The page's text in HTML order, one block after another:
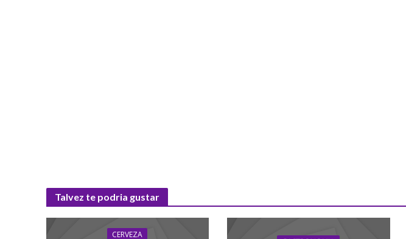
Talvez te podria gustar
CERVEZA